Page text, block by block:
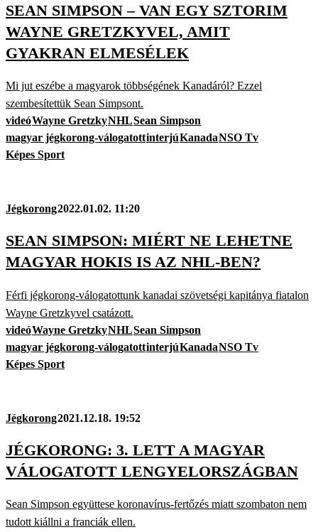
SEAN SIMPSON – VAN EGY SZTORIM
WAYNE GRETZKYVEL, AMIT
GYAKRAN ELMESÉLEK
Mi jut eszébe a magyarok többségének Kanadáról? Ezzel
szembesítettük Sean Simpsont.
videóWayne GretzkyNHLSean Simpson
magyar jégkorong-válogatottinterjúKanadaNSO Tv
Képes Sport
Jégkorong2022.01.02. 11:20
SEAN SIMPSON: MIÉRT NE LEHETNE
MAGYAR HOKIS IS AZ NHL-BEN?
Férfi jégkorong-válogatottunk kanadai szövetségi kapitánya fiatalon
Wayne Gretzkyvel csatázott.
videóWayne GretzkyNHLSean Simpson
magyar jégkorong-válogatottinterjúKanadaNSO Tv
Képes Sport
Jégkorong2021.12.18. 19:52
JÉGKORONG: 3. LETT A MAGYAR
VÁLOGATOTT LENGYELORSZÁGBAN
Sean Simpson együttese koronavírus-fertőzés miatt szombaton nem
tudott kiállni a franciák ellen.